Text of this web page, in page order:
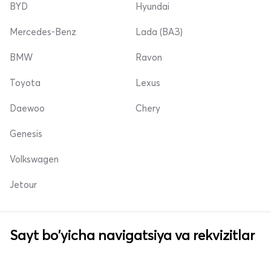
BYD
Mercedes-Benz
Hyundai
Lada (ВАЗ)
BMW
Toyota
Daewoo
Ravon
Lexus
Chery
Genesis
Volkswagen
Jetour
Sayt bo'yicha navigatsiya va rekvizitlar